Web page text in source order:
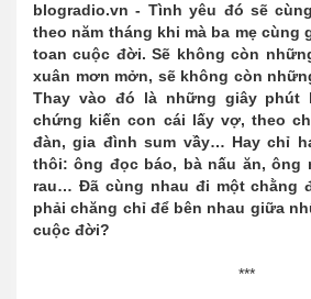
blogradio.vn - Tình yêu đó sẽ
theo năm tháng khi mà ba mẹ cùng
toan cuộc đời. Sẽ không còn
xuân mơn mởn, sẽ không còn
Thay vào đó là những giây phút
chứng kiến con cái lấy vợ, theo
đàn, gia đình sum vầy… Hay chỉ
thôi: ông đọc báo, bà nấu ăn, ông
rau… Đã cùng nhau đi một chằng
phải chăng chỉ để bên nhau giữa
cuộc đời?
***